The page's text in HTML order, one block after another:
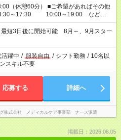
） ■ご希望があればその他
8:30～17:30 10:00～19:00 など
たい」 「できれば残業はしたくない」
ったお仕事をご紹介します！ ※Wワ
お仕事で希望する勤務時間と、もう1つ
計で週40時間を超える場合は応募でき
短3日後に開始可能 8月～、9月スター
躍中 / 服装自由 / シフト勤務 / 10名以
スキル不要
応募する 詳細へ
グ株式会社 メディカルケア事業部 ナース派遣
掲載日：2026.08.05